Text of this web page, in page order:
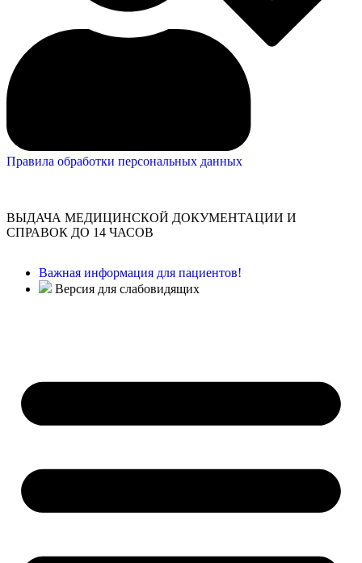
Правила обработки персональных данных
ВЫДАЧА МЕДИЦИНСКОЙ ДОКУМЕНТАЦИИ И
СПРАВОК ДО 14 ЧАСОВ
Важная информация для пациентов!
Версия для слабовидящих